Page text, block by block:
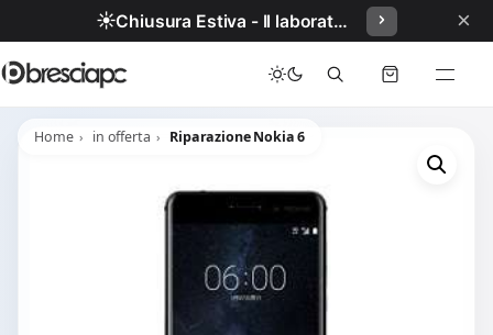
☀️ Chiusura Estiva - Il laboratorio resterà chiuso per ferie dal 29/06/2026 al 05/07/2026 compresi. ×
Home in offerta Riparazione Nokia 6